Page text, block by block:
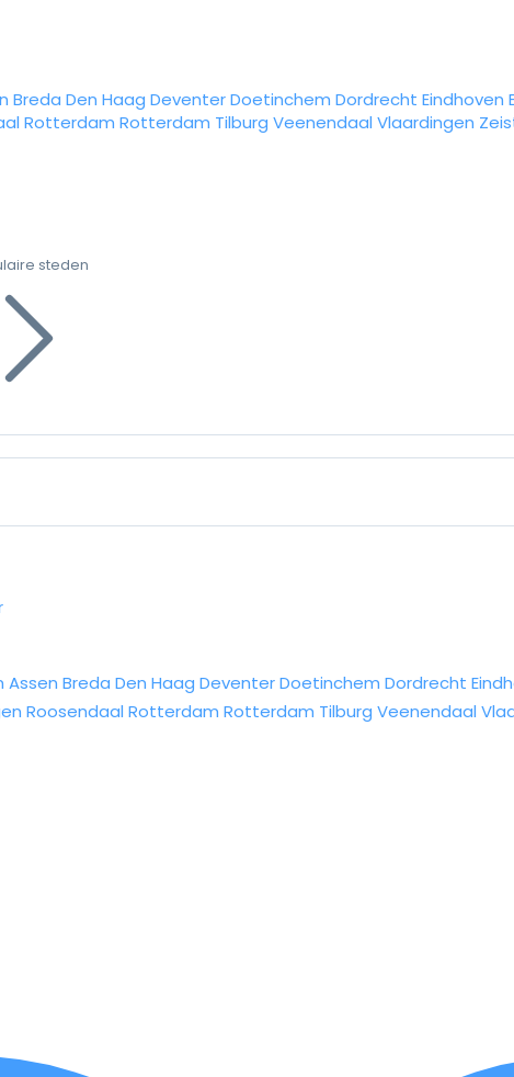
Breda Den Haag DeventerDoetinchem Dordrecht Eindhoven
Rotterdam Rotterdam Tilburg Veenendaal Vlaardingen
steden
Assen Breda Den Haag DeventerDoetinchem Dordrecht
Roosendaal Rotterdam Rotterdam Tilburg Veenendaal